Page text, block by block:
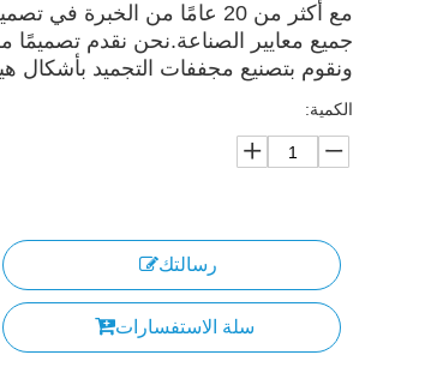
مع أكثر من 20 عامًا من
جميع معايير الصناعة.نحن نقدم تصميمًا
ونقوم بتصنيع مجففات التجميد بأشكال
الكمية:
رسالتك
سلة الاستفسارات